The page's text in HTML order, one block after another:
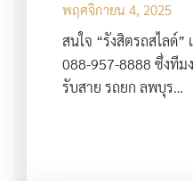
พฤศจิกายน 4, 2025
สนใจ “รังสิตรถสไลด์”
088-957-8888 ซึ่งที
รับสาย รถยก ลพบุร…